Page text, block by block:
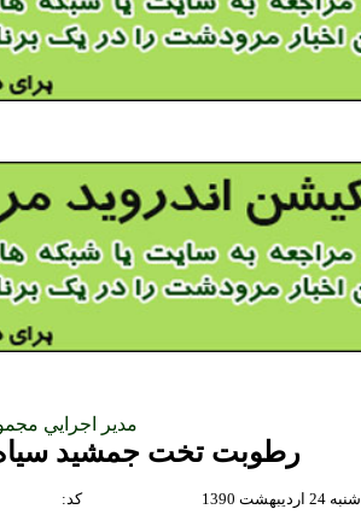
مدير اجرايي
رطوبت تخت جمشيد
:كد شنبه 24 ارديبهشت 1390